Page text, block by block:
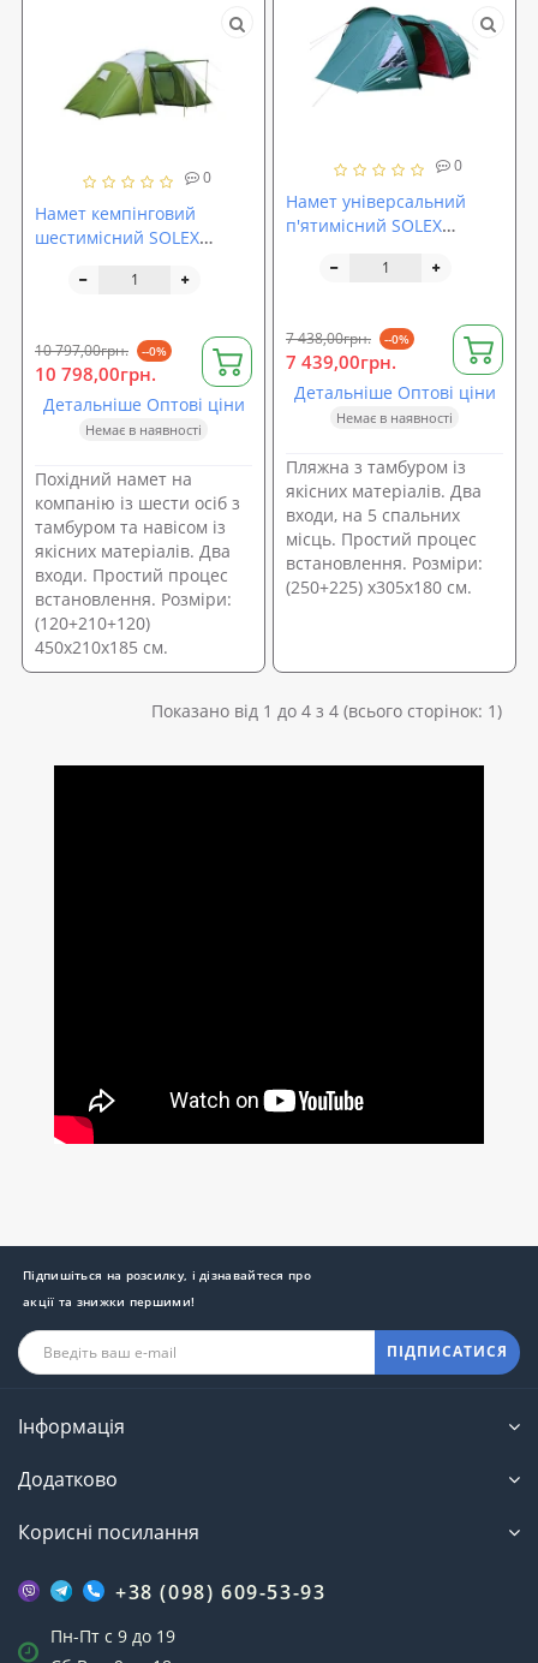
0
Намет кемпінговий
шестимісний SOLEX
10 797,00грн. --0%
10 798,00грн.
Детальніше Оптові ціни
Немає в наявності
Похідний намет на
компанію із шести осіб з
тамбуром та навісом із
якісних матеріалів. Два
входи. Простий процес
встановлення. Розміри:
(120+210+120)
450х210х185 см.
0
Намет універсальний
п'ятимісний SOLEX
7 438,00грн. --0%
7 439,00грн.
Детальніше Оптові ціни
Немає в наявності
Пляжна з тамбуром із
якісних матеріалів. Два
входи, на 5 спальних
місць. Простий процес
встановлення. Розміри:
(250+225) x305x180 см.
Показано від 1 до 4 з 4 (всього сторінок: 1)
Підпишіться на розсилку, і дізнавайтеся про
акції та знижки першими!
ПІДПИСАТИСЯ
Інформація
Додатково
Корисні посилання
+38 (098) 609-53-93
Пн-Пт с 9 до 19